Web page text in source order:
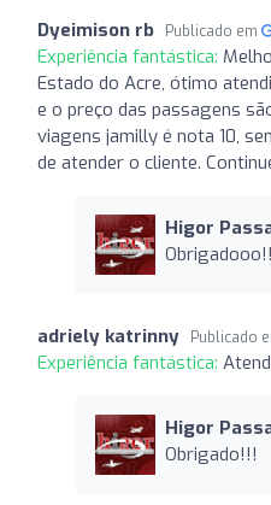
Dyeimison rb Publicado em
Experiência fantástica:
Estado do Acre, ótimo
e o preço das passagens
viagens jamilly é nota 10,
de atender o cliente.
Higor
Obrigadooo!!
adriely katrinny Publicado
Experiência fantástica:
Higor
Obrigado!!!